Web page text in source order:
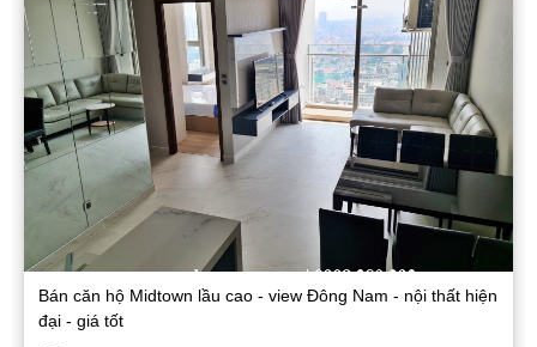
Bán căn hộ Midtown lầu cao - view Đông Nam - nội thất hiện
đại - giá tốt